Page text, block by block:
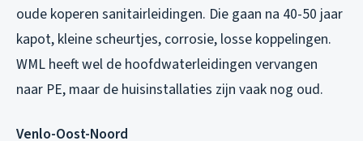
oude koperen sanitairleidingen. Die gaan na 40-50 jaar
kapot, kleine scheurtjes, corrosie, losse koppelingen.
WML heeft wel de hoofdwaterleidingen vervangen
naar PE, maar de huisinstallaties zijn vaak nog oud.
Venlo-Oost-Noord